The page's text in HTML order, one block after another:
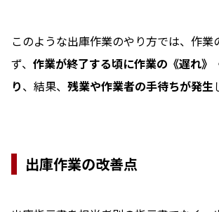
このような出庫作業のやり方では、作業
ず、 作業が終了する頃に作業の《遅れ》
り、結果、 残業や作業者の手待ちが発生
出庫作業の改善点